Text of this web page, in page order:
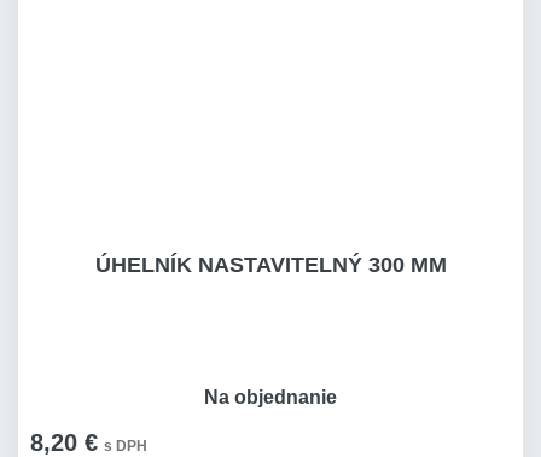
ÚHELNÍK NASTAVITELNÝ 300 MM
8,20 € s DPH
Na objednanie